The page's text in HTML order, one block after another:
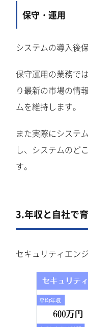
保守・運用
システムの導入後
保守運用の業務で
り最新の市場の情
ムを維持します。
また実際にシステ
し、システムのど
す。
3.年収と自社で
セキュリティエン